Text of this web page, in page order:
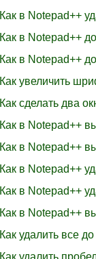
Как в Notepad++
Как в Notepad++
Как в Notepad++
Как увеличить
Как сделать два
Как в Notepad++
Как в Notepad++
Как в Notepad++
Как в Notepad++
Как в Notepad++
Как удалить все
Как удалить